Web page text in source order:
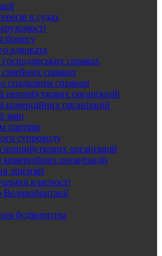
в судах
адвоката
справах
справах
спадковим справам
неприбуткових організацій
комерційних організацій
змін
партіям
супроводу
неприбуткових організацій
комерційних організацій
ліцензій
власності
Великобританії
будівництва